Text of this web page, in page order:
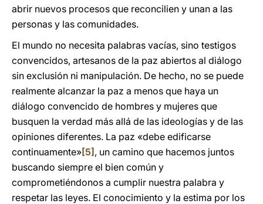
abrir nuevos procesos que reconcilien y unan a las
personas y las comunidades.
El mundo no necesita palabras vacías, sino testigos
convencidos, artesanos de la paz abiertos al diálogo
sin exclusión ni manipulación. De hecho, no se puede
realmente alcanzar la paz a menos que haya un
diálogo convencido de hombres y mujeres que
busquen la verdad más allá de las ideologías y de las
opiniones diferentes. La paz «debe edificarse
continuamente»[5] , un camino que hacemos juntos
buscando siempre el bien común y
comprometiéndonos a cumplir nuestra palabra y
respetar las leyes. El conocimiento y la estima por los